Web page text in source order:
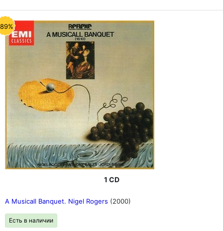
1 CD
A Musicall Banquet. Nigel Rogers (2000)
Есть в наличии